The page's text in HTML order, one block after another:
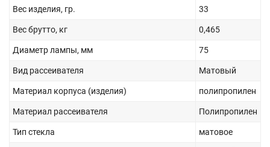
Вес изделия, гр. 33
Вес брутто, кг 0,465
Диаметр лампы, мм 75
Вид рассеивателя Матовый
Материал корпуса (изделия) полипропилен
Материал рассеивателя Полипропилен
Тип стекла матовое